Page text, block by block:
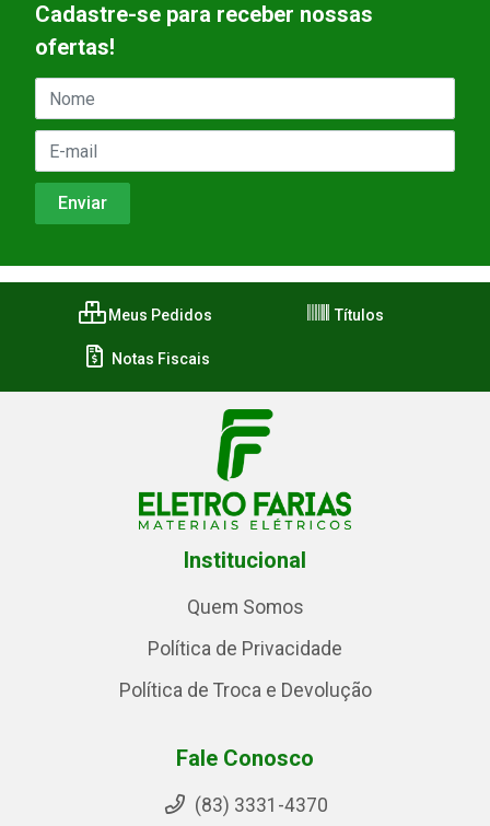
Cadastre-se para receber nossas
ofertas!
Meus Pedidos Títulos
Notas Fiscais
Institucional
Quem Somos
Política de Privacidade
Política de Troca e Devolução
Fale Conosco
(83) 3331-4370